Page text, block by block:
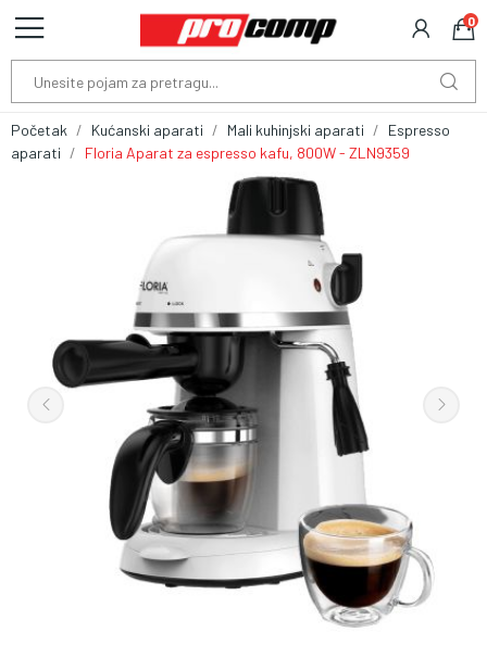
0
Početak Kućanski aparati Mali kuhinjski aparati
Espresso
aparati
Floria Aparat za espresso kafu, 800W - ZLN9359